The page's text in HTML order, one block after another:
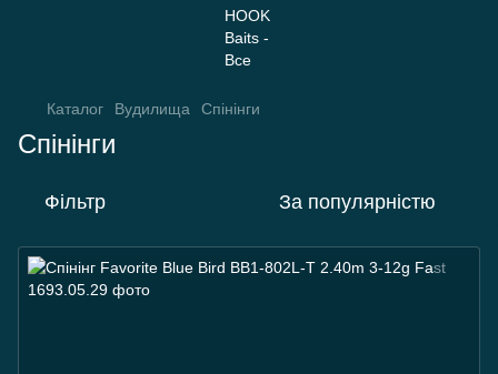
Каталог Вудилища Спінінги
Спінінги
Фільтр За популярністю